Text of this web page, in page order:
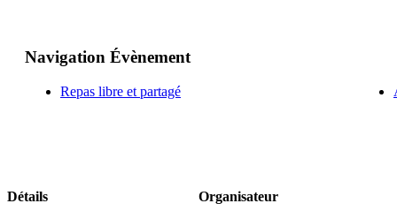
Navigation Évènement
Repas libre et partagé
Détails
Organisateur